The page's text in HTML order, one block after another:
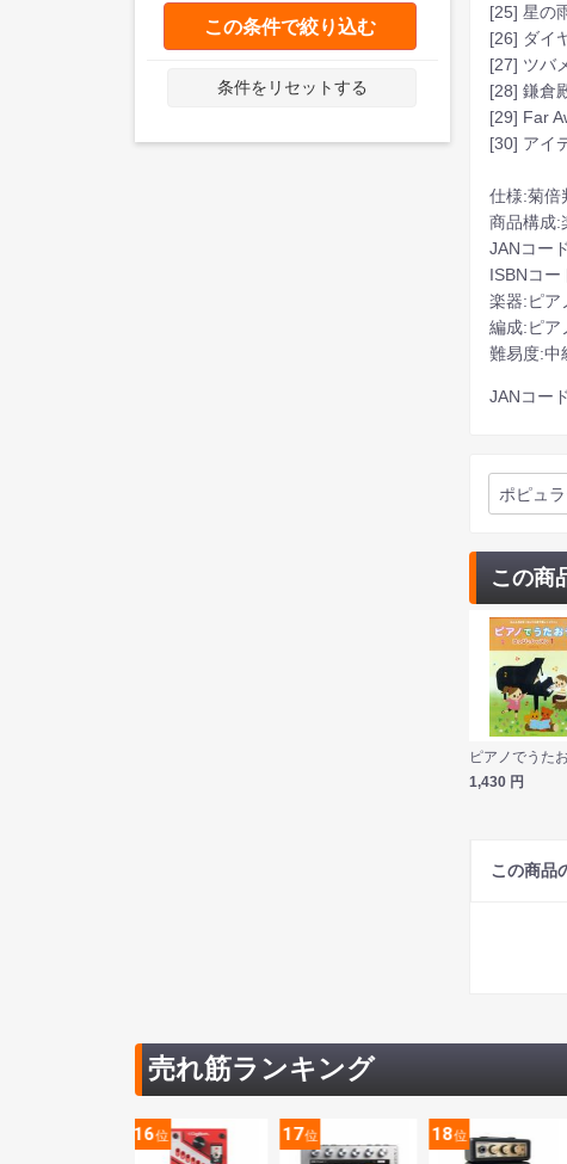
この条件で絞り込む
条件をリセットする
[25] 星の
[26] ダイ
[27] ツバ
[28] 鎌倉
[29] Far
[30] アイ
仕様:菊倍
商品構成:
JANコー
ISBNコ
楽器:ピア
編成:ピア
難易度:中
JANコー
ポピュ
この商
1,430 円
この商品
売れ筋ランキング
16位 17位 18位